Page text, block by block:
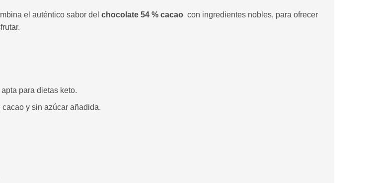
el auténtico sabor delchocolate 54 % cacao con ingredientes nobles, para ofrecer
para dietas keto.
y sin azúcar añadida.